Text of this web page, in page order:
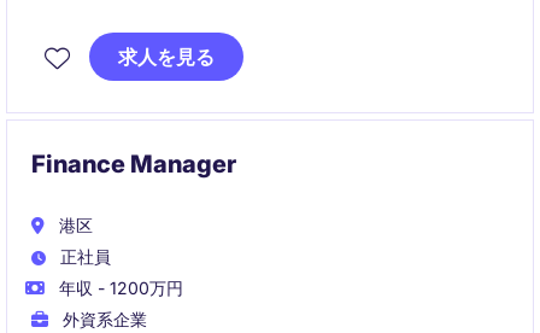
外との連携を通じて専門性と実務力の双方を高めてい
くことが期待されます。横断的なプロジェクトへの参
求人を見る
Finance Manager
港区
正社員
年収 - 1200万円
外資系企業